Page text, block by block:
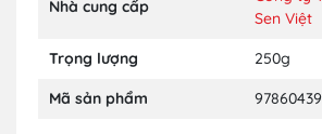
Nhà cung cấp
Sen Việt
Trọng lượng 250g
Mã sản phẩm